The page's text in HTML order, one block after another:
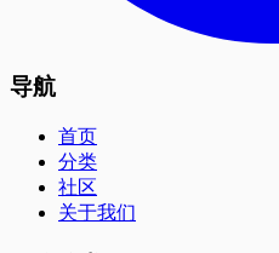
导航
首页
分类
社区
关于我们